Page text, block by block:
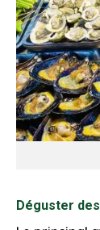
Déguster